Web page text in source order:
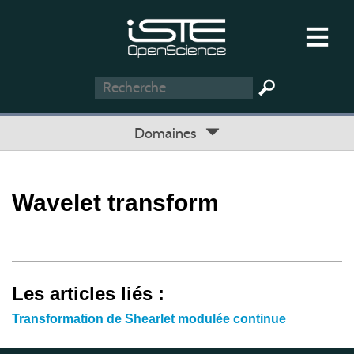
Domaines
Wavelet transform
Les articles liés :
Transformation de Shearlet modulée continue